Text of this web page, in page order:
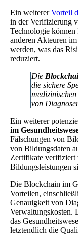
Ein weitererVorteil
in der Verifizierung
Technologie
anderen Akteuren
werden, was das
reduziert.
Die
die sichere
von
Ein weiterer
im
Fälschungen von
von Bildungsdaten
Zertifikate verifiziert
Bildungsleistungen
Die Blockchain im
Vorteilen,
Genauigkeit von
Verwaltungskosten.
das
letztendlich die